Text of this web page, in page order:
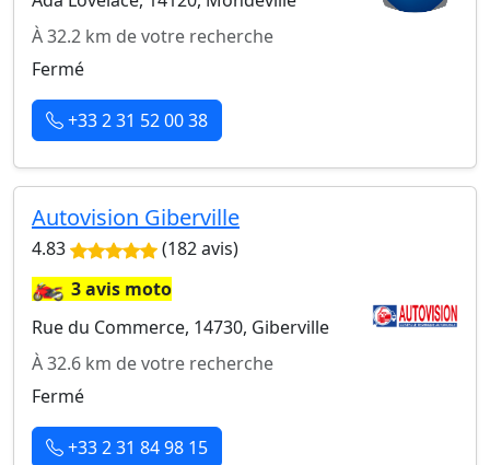
À 32.2 km de votre recherche
Fermé
+33 2 31 52 00 38
Autovision Giberville
4.83 (182 avis)
🏍️3 avis moto
Rue du Commerce, 14730, Giberville
À 32.6 km de votre recherche
Fermé
+33 2 31 84 98 15